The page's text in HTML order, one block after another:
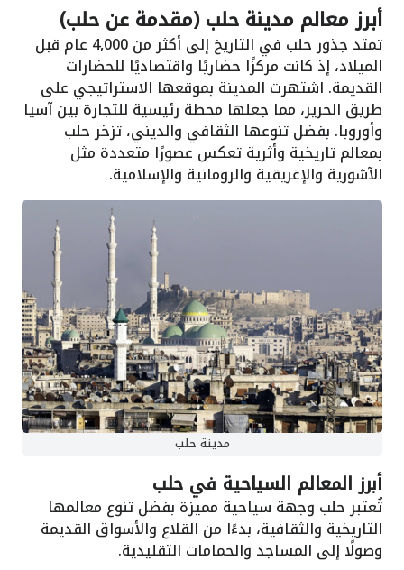
أبرز معالم مدينة حلب (مقدمة عن حلب)
تمتد جذور حلب في التاريخ إلى أكثر من 4,000 عام قبل
الميلاد، إذ كانت مركزًا حضاريًا واقتصاديًا للحضارات
القديمة. اشتهرت المدينة بموقعها الاستراتيجي على
طريق الحرير، مما جعلها محطة رئيسية للتجارة بين آسيا
وأوروبا. بفضل تنوعها الثقافي والديني، تزخر حلب
بمعالم تاريخية وأثرية تعكس عصورًا متعددة مثل
الآشورية والإغريقية والرومانية والإسلامية.
مدينة حلب
أبرز المعالم السياحية في حلب
تُعتبر حلب وجهة سياحية مميزة بفضل تنوع معالمها
التاريخية والثقافية، بدءًا من القلاع والأسواق القديمة
وصولًا إلى المساجد والحمامات التقليدية.